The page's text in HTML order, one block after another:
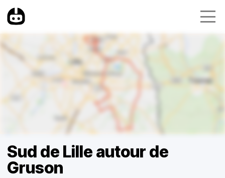
Sud de Lille autour de
Gruson